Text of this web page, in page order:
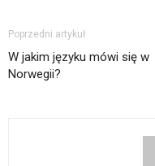
Poprzedni artykuł
W jakim języku mówi się w
Norwegii?